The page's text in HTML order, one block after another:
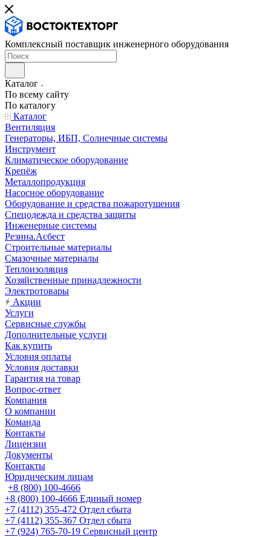
Комплексный поставщик инженерного оборудования
Каталог
По всему сайту
По каталогу
Каталог
Вентиляция
Генераторы, ИБП, Солнечные системы
Инструмент
Климатическое оборудование
Крепёж
Металлопродукция
Насосное оборудование
Оборудование и средства пожаротушения
Спецодежда и средства защиты
Инженерные системы
Резина.Асбест
Строительные материалы
Смазочные материалы
Теплоизоляция
Хозяйственные принадлежности
Электротовары
Акции
Услуги
Сервисные службы
Дополнительные услуги
Как купить
Условия оплаты
Условия доставки
Гарантия на товар
Вопрос-ответ
Компания
О компании
Команда
Контакты
Лицензии
Документы
Контакты
Юридическим лицам
+8 (800) 100-4666
+8 (800) 100-4666 Единый номер
+7 (4112) 355-472 Отдел сбыта
+7 (4112) 355-367 Отдел сбыта
+7 (924) 765-70-19 Сервисный центр